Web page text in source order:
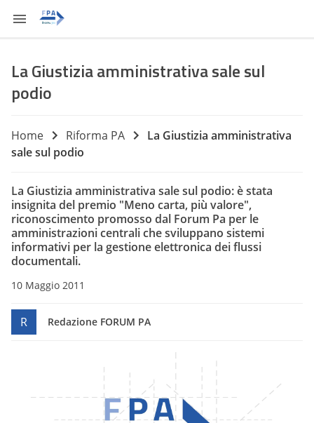
La Giustizia amministrativa sale sul
podio
Home Riforma PA
La Giustizia amministrativa
sale sul podio
La Giustizia amministrativa sale sul podio: è stata
insignita del premio "Meno carta, più valore",
riconoscimento promosso dal Forum Pa per le
amministrazioni centrali che sviluppano sistemi
informativi per la gestione elettronica dei flussi
documentali.
10 Maggio 2011
R Redazione FORUM PA